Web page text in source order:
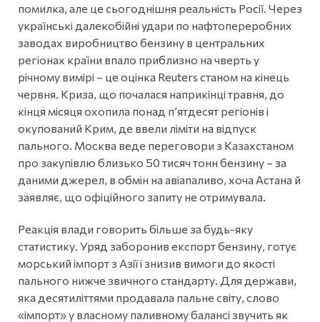
помилка, але це сьогоднішня реальність Росії. Через
українські далекобійні удари по нафтопереробних
заводах виробництво бензину в центральних
регіонах країни впало приблизно на чверть у
річному вимірі – це оцінка Reuters станом на кінець
червня. Криза, що почалася наприкінці травня, до
кінця місяця охопила понад пʼятдесят регіонів і
окупований Крим, де ввели ліміти на відпуск
пального. Москва веде переговори з Казахстаном
про закупівлю близько 50 тисяч тонн бензину – за
даними джерел, в обмін на авіапаливо, хоча Астана й
заявляє, що офіційного запиту не отримувала.
Реакція влади говорить більше за будь-яку
статистику. Уряд заборонив експорт бензину, готує
морський імпорт з Азії і знизив вимоги до якості
пального нижче звичного стандарту. Для держави,
яка десятиліттями продавала пальне світу, слово
«імпорт» у власному паливному балансі звучить як